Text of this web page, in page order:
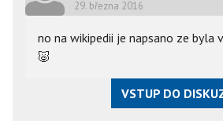
29. března 2016
no na wikipedii je napsano ze byla
🐷
VSTUP DO